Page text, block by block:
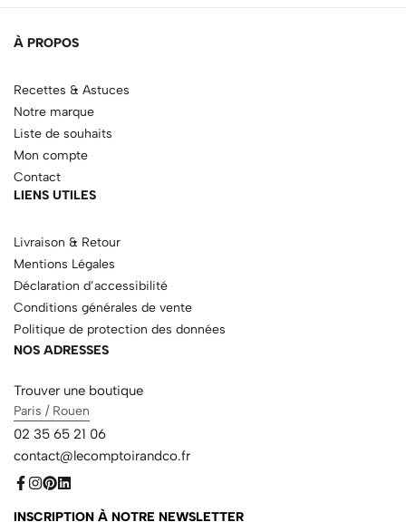
À PROPOS
Recettes & Astuces
Notre marque
Liste de souhaits
Mon compte
Contact
LIENS UTILES
Livraison & Retour
Mentions Légales
Déclaration d’accessibilité
Conditions générales de vente
Politique de protection des données
NOS ADRESSES
Trouver une boutique
Paris / Rouen
02 35 65 21 06
contact@lecomptoirandco.fr
INSCRIPTION À NOTRE NEWSLETTER